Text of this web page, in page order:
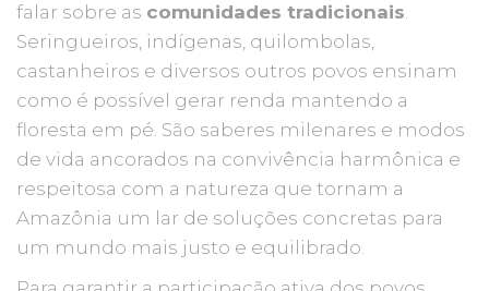
falar sobre as comunidades tradicionais.
Seringueiros, indígenas, quilombolas,
castanheiros e diversos outros povos ensinam
como é possível gerar renda mantendo a
floresta em pé. São saberes milenares e modos
de vida ancorados na convivência harmônica e
respeitosa com a natureza que tornam a
Amazônia um lar de soluções concretas para
um mundo mais justo e equilibrado.